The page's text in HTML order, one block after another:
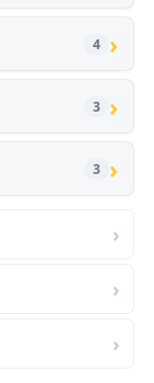
4 ›
3 ›
3 ›